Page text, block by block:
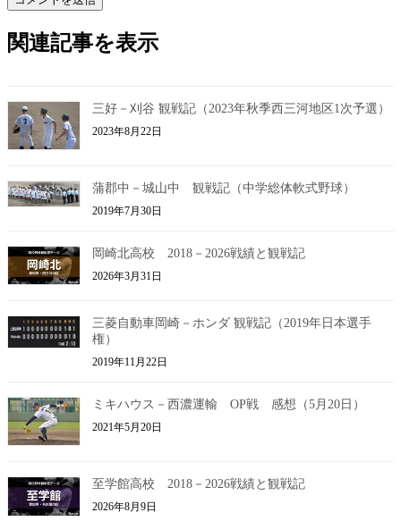
関連記事を表示
三好－刈谷 観戦記（2023年秋季西三河地区1次予選）
2023年8月22日
蒲郡中－城山中 観戦記（中学総体軟式野球）
2019年7月30日
岡崎北高校 2018－2026戦績と観戦記
2026年3月31日
三菱自動車岡崎－ホンダ 観戦記（2019年日本選手
権）
2019年11月22日
ミキハウス－西濃運輸 OP戦 感想（5月20日）
2021年5月20日
至学館高校 2018－2026戦績と観戦記
2026年8月9日